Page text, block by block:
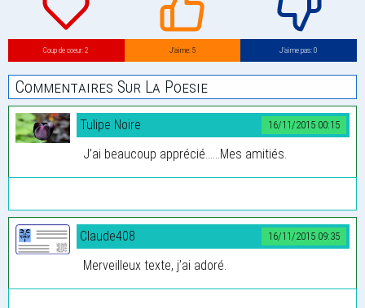
Coup de coeur: 2 J’aime: 5 J’aime pas: 0
Commentaires Sur La Poesie
16/11/2015 00:15
Tulipe Noire
J’ai beaucoup apprécié......Mes amitiés.
16/11/2015 09:35
Claude408
Merveilleux texte, j’ai adoré.